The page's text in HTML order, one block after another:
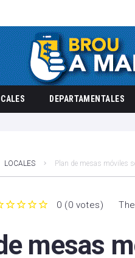
DEPARTAMENTALES
LOCALES Plan de mesas móviles
0 (0 votes)
mesas